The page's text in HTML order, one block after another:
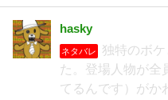
hasky
ネタバレ
独特のボ
た。登場人物が全
てるんです）がか